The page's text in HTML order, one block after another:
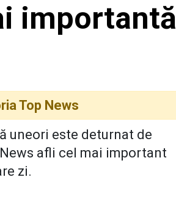
importantă
Top News
uneori este deturnat de
afli cel mai important
zi.